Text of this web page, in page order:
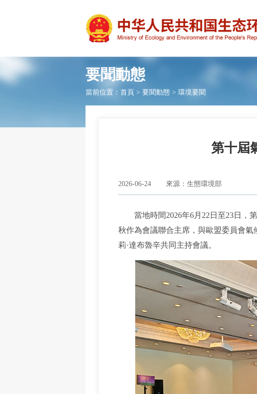
要聞動態
當前位置： 首頁 > 要聞動態 > 環境要聞
第十屆
2026-06-24 來源：生態環境部
當地時間2026年6月22日至23日，第
秋作為會議聯合主席，與歐盟委員會
莉·達布魯辛共同主持會議。